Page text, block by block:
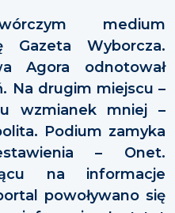
medium
Gazeta Wyborcza.
Agora odnotował
Na drugim miejscu –
wzmianek mniej –
Podium zamyka
– Onet.
na informacje
powoływano się